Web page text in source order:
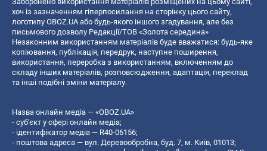
хоч із зазначенням гіперпосилання на сторінку цього сайту,
логотипу OBOZ.UA або будь-якого іншого згадування, але без
письмового дозволу Редакції/ТОВ «Золота середина»
Незаконним використанням матеріалів буде вважатися: будь-яке
копiювання, публiкацiя, передрук, наступне поширення,
використання, переробка з використанням, включенням до
складу інших матеріалів, розповсюдження, адаптація, переклад
та інші подібні зміни матеріалу.
Назва онлайн медіа — «OBOZ.UA»
- суб'єкт у сфері онлайн медіа;
- ідентифікатор медіа — R40-06156;
- поштова адреса — вул. Деревообробна, буд. 7, м. Київ, 01013;